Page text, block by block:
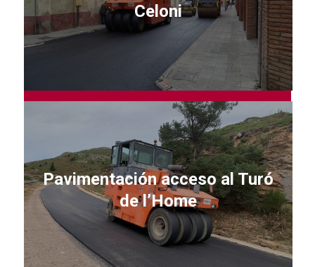
Celoni
Pavimentación acceso al Turó
de l’Home